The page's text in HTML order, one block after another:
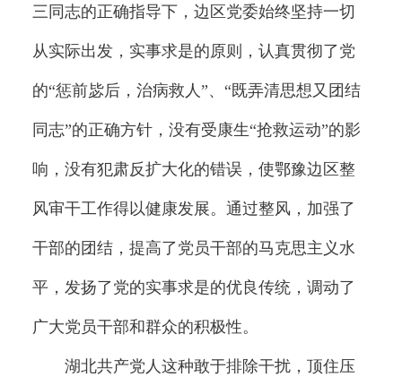
三同志的正确指导下，边区党委始终坚持一切
从实际出发，实事求是的原则，认真贯彻了党
的“惩前毖后，治病救人”、“既弄清思想又团结
同志”的正确方针，没有受康生“抢救运动”的影
响，没有犯肃反扩大化的错误，使鄂豫边区整
风审干工作得以健康发展。通过整风，加强了
干部的团结，提高了党员干部的马克思主义水
平，发扬了党的实事求是的优良传统，调动了
广大党员干部和群众的积极性。
湖北共产党人这种敢于排除干扰，顶住压